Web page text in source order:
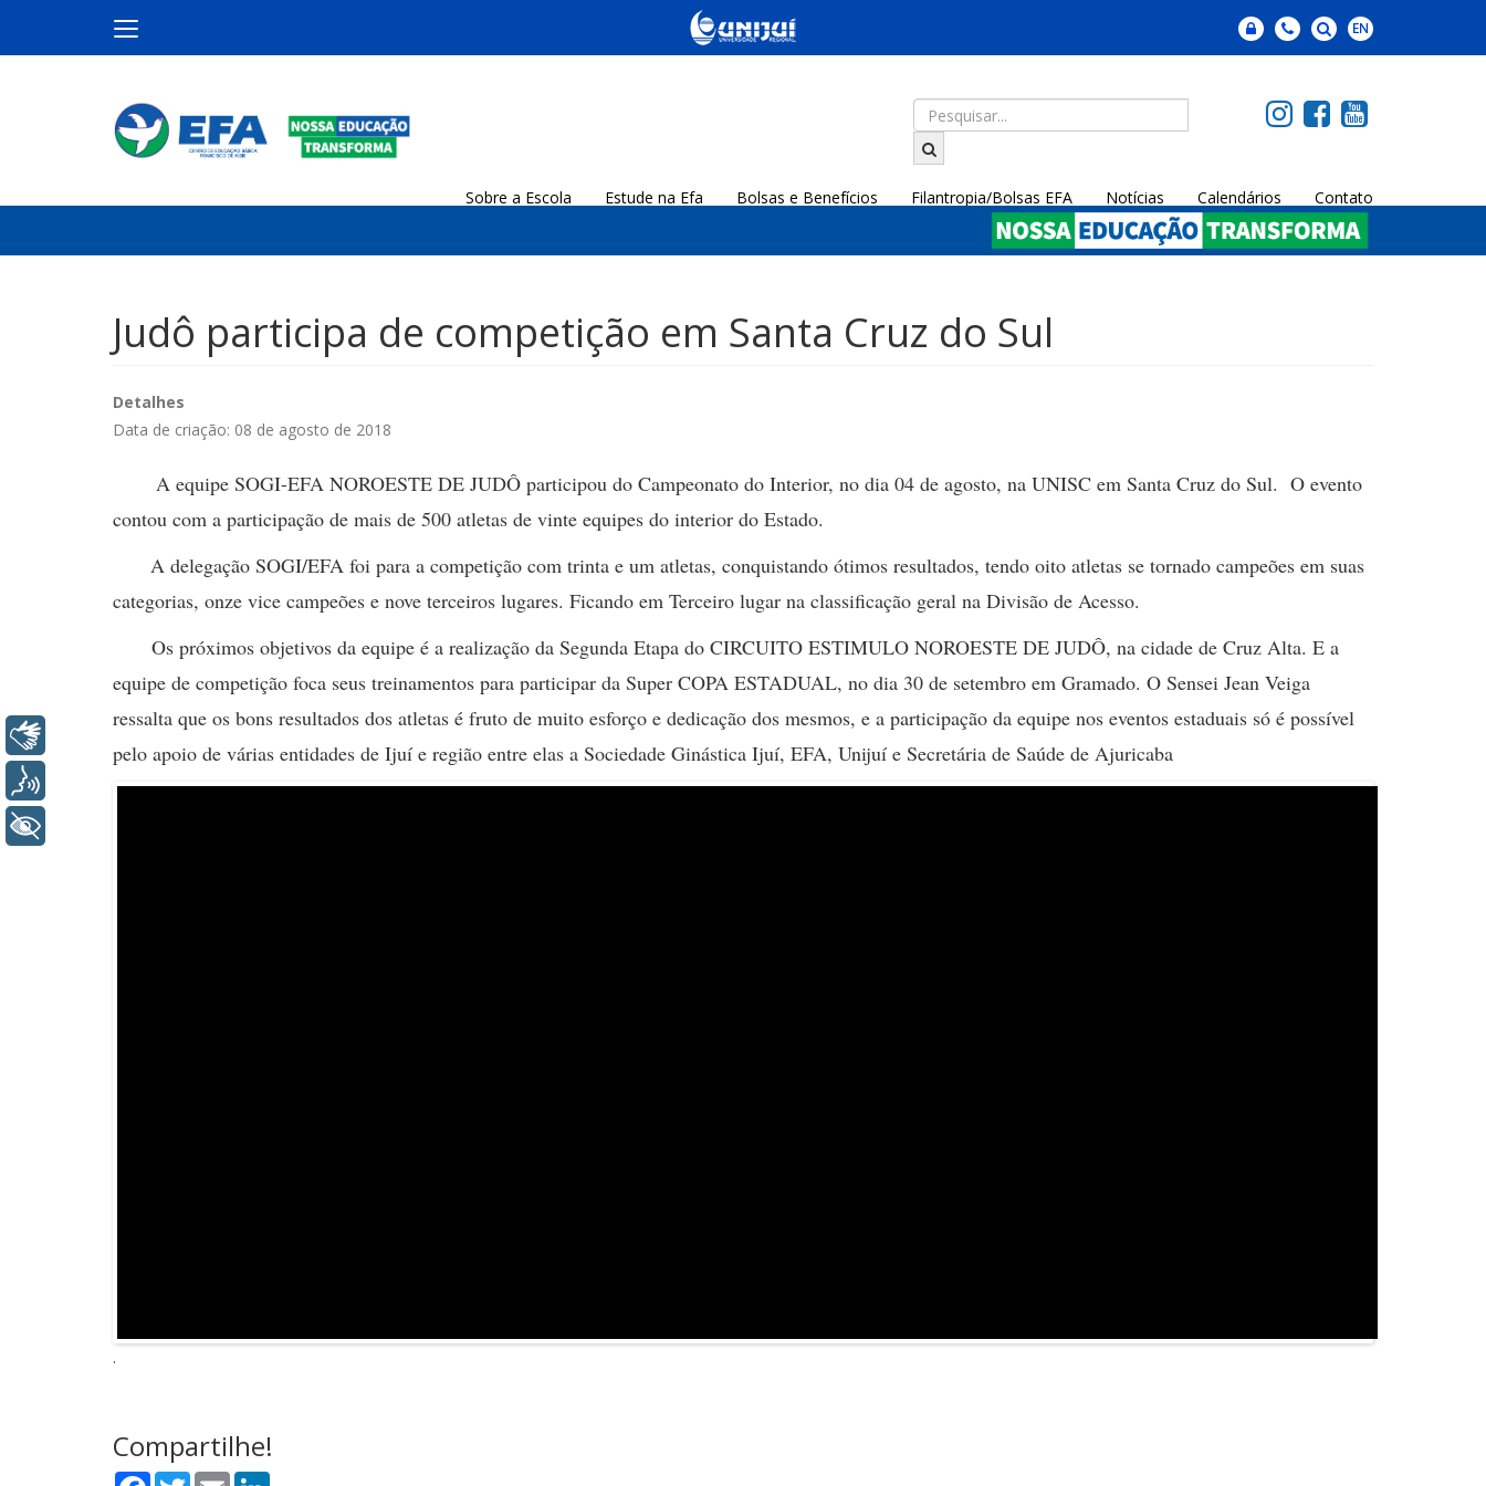
Sobre a Escola Estude na Efa Bolsas e Benefícios Filantropia/Bolsas EFA Notícias Calendários Contato
Judô participa de competição em Santa Cruz do Sul
Detalhes
Data de criação: 08 de agosto de 2018
A equipe SOGI-EFA NOROESTE DE JUDÔ participou do Campeonato do Interior, no dia 04 de agosto, na UNISC em Santa Cruz do Sul. O evento
contou com a participação de mais de 500 atletas de vinte equipes do interior do Estado.
A delegação SOGI/EFA foi para a competição com trinta e um atletas, conquistando ótimos resultados, tendo oito atletas se tornado campeões em suas
categorias, onze vice campeões e nove terceiros lugares. Ficando em Terceiro lugar na classificação geral na Divisão de Acesso.
Os próximos objetivos da equipe é a realização da Segunda Etapa do CIRCUITO ESTIMULO NOROESTE DE JUDÔ, na cidade de Cruz Alta. E a
equipe de competição foca seus treinamentos para participar da Super COPA ESTADUAL, no dia 30 de setembro em Gramado. O Sensei Jean Veiga
ressalta que os bons resultados dos atletas é fruto de muito esforço e dedicação dos mesmos, e a participação da equipe nos eventos estaduais só é possível
pelo apoio de várias entidades de Ijuí e região entre elas a Sociedade Ginástica Ijuí, EFA, Unijuí e Secretária de Saúde de Ajuricaba
.
Compartilhe!
Facebook
TwitterEmail